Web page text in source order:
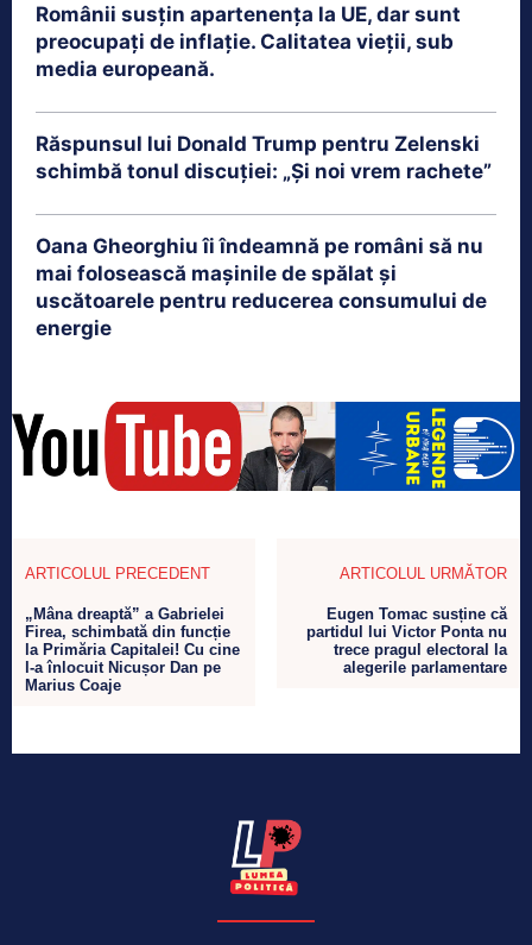
Românii susțin apartenența la UE, dar sunt
preocupați de inflație. Calitatea vieții, sub
media europeană.
Răspunsul lui Donald Trump pentru Zelenski
schimbă tonul discuției: „Și noi vrem rachete”
Oana Gheorghiu îi îndeamnă pe români să nu
mai folosească mașinile de spălat și
uscătoarele pentru reducerea consumului de
energie
ARTICOLUL PRECEDENT
„Mâna dreaptă” a Gabrielei
Firea, schimbată din funcție
la Primăria Capitalei! Cu cine
l-a înlocuit Nicușor Dan pe
Marius Coaje
ARTICOLUL URMĂTOR
Eugen Tomac susține că
partidul lui Victor Ponta nu
trece pragul electoral la
alegerile parlamentare